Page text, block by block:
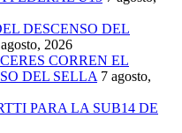
DESCENSO DEL
2026
CORREN EL
DEL SELLA 7 agosto,
PARA LA SUB14 DE